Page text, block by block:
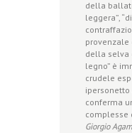
della
leggera”,
provenzale
della selva
legno” è
crudele
ipersonetto
conferma
complesse
Giorgio